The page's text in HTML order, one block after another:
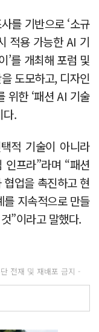
를 기반으로 ‘소규
적용 가능한 AI 기
’를 개최해 포럼 및
도모하고, 디자인
위한 ‘패션 AI 기술
다.
적 기술이 아니라
프라”라며 “패션
업을 촉진하고 현
지속적으로 만들
”이라고 말했다.
전재 및 재배포 금지 -